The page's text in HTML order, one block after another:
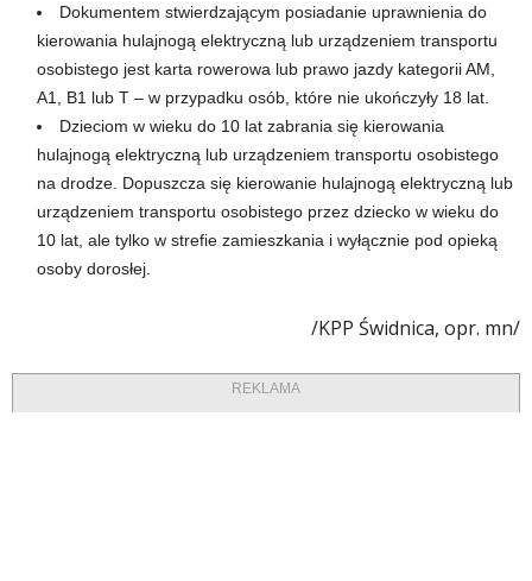
Dokumentem stwierdzającym posiadanie uprawnienia do
kierowania hulajnogą elektryczną lub urządzeniem transportu
osobistego jest karta rowerowa lub prawo jazdy kategorii AM,
A1, B1 lub T – w przypadku osób, które nie ukończyły 18 lat.
Dzieciom w wieku do 10 lat zabrania się kierowania
hulajnogą elektryczną lub urządzeniem transportu osobistego
na drodze. Dopuszcza się kierowanie hulajnogą elektryczną lub
urządzeniem transportu osobistego przez dziecko w wieku do
10 lat, ale tylko w strefie zamieszkania i wyłącznie pod opieką
osoby dorosłej.
/KPP Świdnica, opr. mn/
REKLAMA